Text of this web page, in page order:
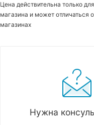
Цена действительна только
магазина и может отличаться
магазинах
Нужна